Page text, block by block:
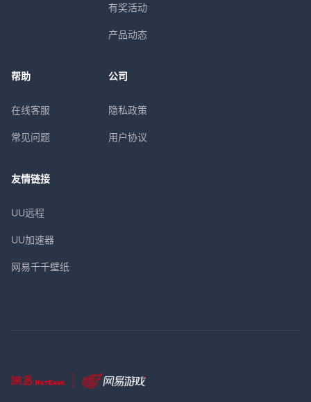
有奖活动
产品动态
帮助
在线客服
常见问题
公司
隐私政策
用户协议
友情链接
UU远程
UU加速器
网易千千壁纸